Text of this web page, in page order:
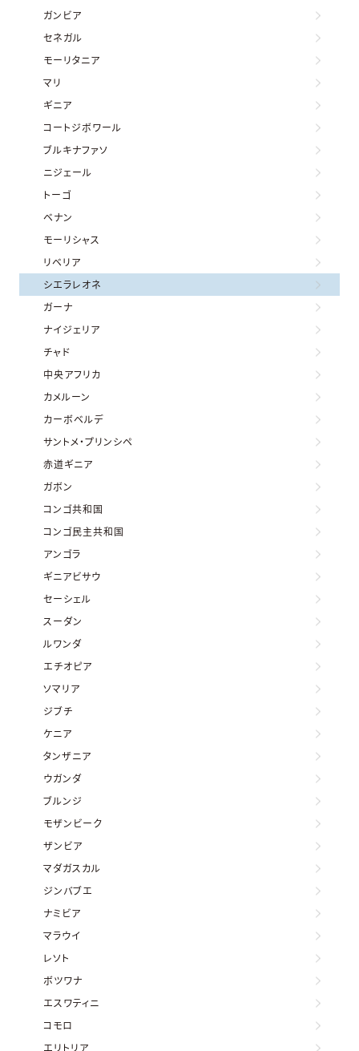
ガンビア
セネガル
モーリタニア
マリ
ギニア
コートジボワール
ブルキナファソ
ニジェール
トーゴ
ベナン
モーリシャス
リベリア
シエラレオネ
ガーナ
ナイジェリア
チャド
中央アフリカ
カメルーン
カーボベルデ
サントメ・プリンシペ
赤道ギニア
ガボン
コンゴ共和国
コンゴ民主共和国
アンゴラ
ギニアビサウ
セーシェル
スーダン
ルワンダ
エチオピア
ソマリア
ジブチ
ケニア
タンザニア
ウガンダ
ブルンジ
モザンビーク
ザンビア
マダガスカル
ジンバブエ
ナミビア
マラウイ
レソト
ボツワナ
エスワティニ
コモロ
エリトリア